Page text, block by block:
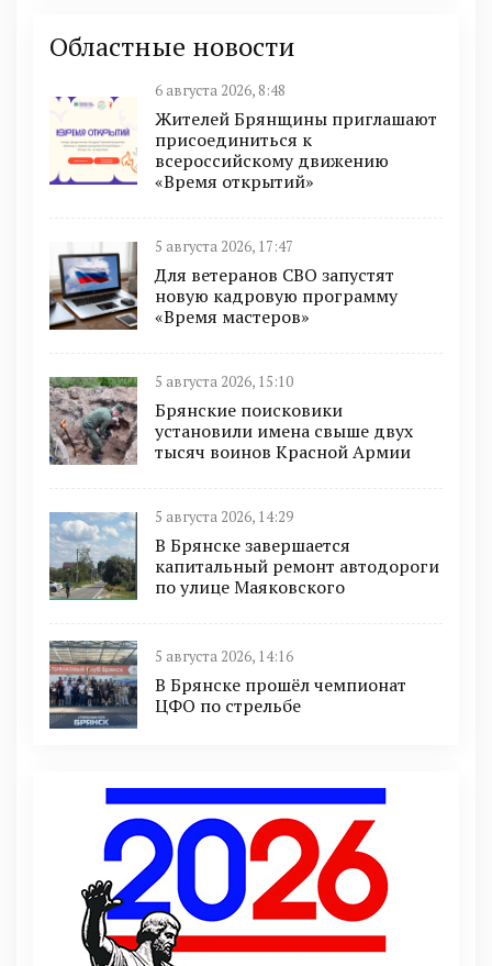
Областные новости
6 августа 2026, 8:48
Жителей Брянщины приглашают
присоединиться к
всероссийскому движению
«Время открытий»
5 августа 2026, 17:47
Для ветеранов СВО запустят
новую кадровую программу
«Время мастеров»
5 августа 2026, 15:10
Брянские поисковики
установили имена свыше двух
тысяч воинов Красной Армии
5 августа 2026, 14:29
В Брянске завершается
капитальный ремонт автодороги
по улице Маяковского
5 августа 2026, 14:16
В Брянске прошёл чемпионат
ЦФО по стрельбе